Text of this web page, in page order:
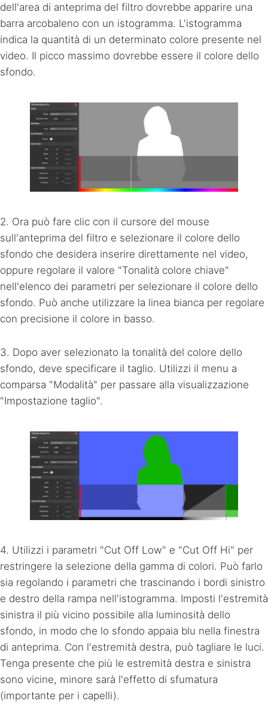
dell'area di anteprima del filtro dovrebbe apparire una
barra arcobaleno con un istogramma. L'istogramma
indica la quantità di un determinato colore presente nel
video. Il picco massimo dovrebbe essere il colore dello
sfondo.
2. Ora può fare clic con il cursore del mouse
sull'anteprima del filtro e selezionare il colore dello
sfondo che desidera inserire direttamente nel video,
oppure regolare il valore "Tonalità colore chiave"
nell'elenco dei parametri per selezionare il colore dello
sfondo. Può anche utilizzare la linea bianca per regolare
con precisione il colore in basso.
3. Dopo aver selezionato la tonalità del colore dello
sfondo, deve specificare il taglio. Utilizzi il menu a
comparsa "Modalità" per passare alla visualizzazione
"Impostazione taglio".
4. Utilizzi i parametri "Cut Off Low" e "Cut Off Hi" per
restringere la selezione della gamma di colori. Può farlo
sia regolando i parametri che trascinando i bordi sinistro
e destro della rampa nell'istogramma. Imposti l'estremità
sinistra il più vicino possibile alla luminosità dello
sfondo, in modo che lo sfondo appaia blu nella finestra
di anteprima. Con l'estremità destra, può tagliare le luci.
Tenga presente che più le estremità destra e sinistra
sono vicine, minore sarà l'effetto di sfumatura
(importante per i capelli).